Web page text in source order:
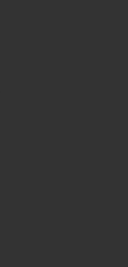
маслами,
с
Citroen C4 1.6
уменьшению